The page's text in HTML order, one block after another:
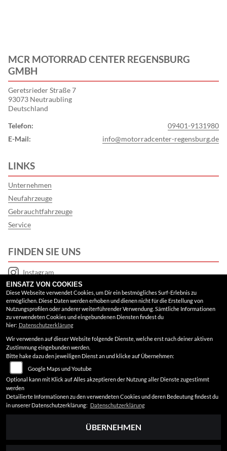
MCR MOTORRAD CENTER REGENSBURG
GMBH
Geretsrieder Straße 7
93073 Neutraubling
Deutschland
Telefon:
09401-9131980
E-Mail:
info@motorradcenter-regensburg.de
LINKS
Unternehmen
Neufahrzeuge
Gebrauchtfahrzeuge
Service
FINDEN SIE UNS
Instagram
Google Maps
RECHTLICHES
AGB
Impressum
Datenschutz
Disclaimer
Barrierefreiheit
EINSATZ VON COOKIES
Diese Webseite verwendet Cookies, um Dir ein bestmögliches Surf-Erlebnis zu
ermöglichen. Diese Daten werden erhoben und dienen nicht für die Erstellung von
Nutzungsprofilen oder anderer weiterführender Verwendung. Sämtliche Informationen
zu verwendeten Cookies und eingebundenen Diensten findest du
hier: Datenschutzerklärung
Wir verwenden auf dieser Website folgende Dienste, welche erst nach deiner aktiven
Zustimmung eingebunden werden.
Bitte hake dazu den jeweiligen Dienst an und klicke auf Übernehmen:
Google Maps und Youtube
Optional kann mit Klick auf Alles akzeptieren der Nutzung aller Dienste zugestimmt
werden
Detailierte Informationen zu den verwendeten Cookies und deren Bedeutung findest du
in unserer Datenschutzerklärung: Datenschutzerklärung
ÜBERNEHMEN